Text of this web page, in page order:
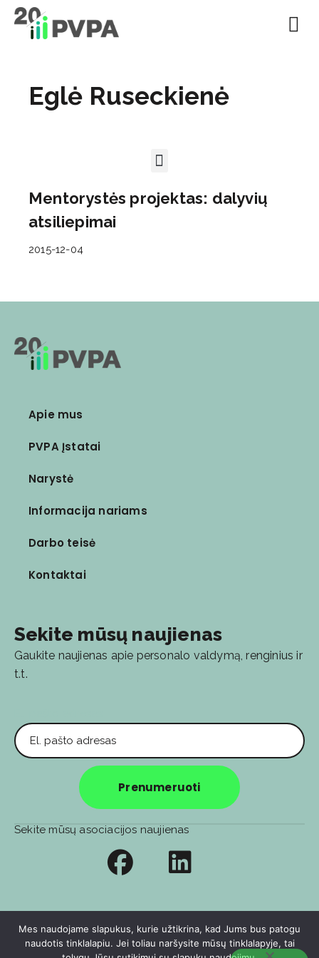
Eglė Ruseckienė
Mentorystės projektas: dalyvių
atsiliepimai
2015-12-04
Apie mus
PVPA Įstatai
Narystė
Informacija nariams
Darbo teisė
Kontaktai
Sekite mūsų naujienas
Gaukite naujienas apie personalo valdymą, renginius ir
t.t.
Prenumeruoti
Privatumo politika Soc. tinklų privatumo politika
🧑‍💻️ E-sprendimas: Berta&Agency
Sekite mūsų asociacijos naujienas
Mes naudojame slapukus, kurie užtikrina, kad Jums bus patogu
naudotis tinklalapiu. Jei toliau naršysite mūsų tinklalapyje, tai